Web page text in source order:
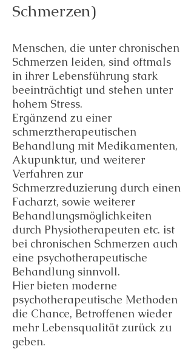
Schmerzen)
Menschen, die unter chronischen
Schmerzen leiden, sind oftmals
in ihrer Lebensführung stark
beeinträchtigt und stehen unter
hohem Stress.
Ergänzend zu einer
schmerztherapeutischen
Behandlung mit Medikamenten,
Akupunktur, und weiterer
Verfahren zur
Schmerzreduzierung durch einen
Facharzt, sowie weiterer
Behandlungsmöglichkeiten
durch Physiotherapeuten etc. ist
bei chronischen Schmerzen auch
eine psychotherapeutische
Behandlung sinnvoll.
Hier bieten moderne
psychotherapeutische Methoden
die Chance, Betroffenen wieder
mehr Lebensqualität zurück zu
geben.​